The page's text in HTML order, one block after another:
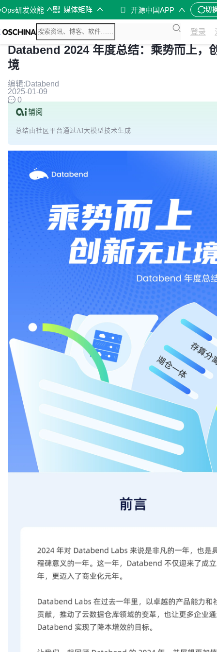
研发效能 媒体矩阵 开源中国APP 切
登录
Databend 2024 年度总结：乘势而上，
境
编辑:Databend
2025-01-09
0
总结由社区平台通过AI大模型技术生成